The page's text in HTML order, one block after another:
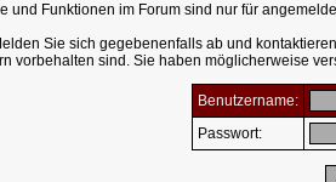
und Funktionen im Forum sind nur für
Sie sich gegebenenfalls ab und
vorbehalten sind. Sie haben möglicherweise
Benutzername:
Passwort: